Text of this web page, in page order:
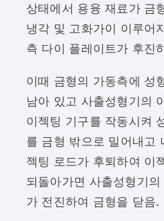
상태에서 용융 재료가 금
냉각 및 고화가이 이루어
측 다이 플레이트가 후진
이때 금형의 가동측에 성
남아 있고 사출성형기의
이젝팅 기구를 작동시켜
를 금형 밖으로 밀어내고
젝팅 로드가 후퇴하여 이
되돌아가면 사출성형기
가 전진하여 금형을 닫음.